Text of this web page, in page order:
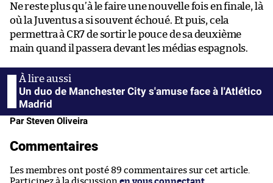
Ne reste plus qu’à le faire une nouvelle fois en finale, là
où la Juventus a si souvent échoué. Et puis, cela
permettra à CR7 de sortir le pouce de sa deuxième
main quand il passera devant les médias espagnols.
Un duo de Manchester City s'amuse face à l'Atlético
Madrid
Par Steven Oliveira
Commentaires
Les membres ont posté 89 commentaires sur cet article.